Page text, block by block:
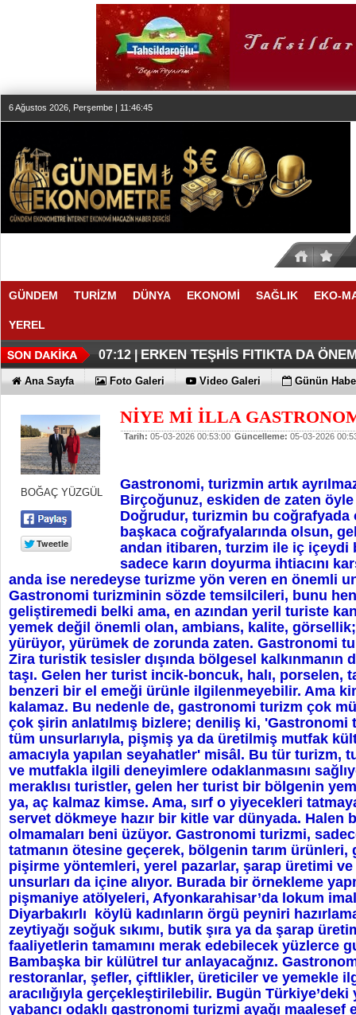
6 Ağustos 2026, Perşembe | 11:46:45
GÜNDEM TURİZM DÜNYA EKONOMİ SAĞLIK EKO-
YEREL
07:27 |KLASİK MÜZİK YAYINCILIĞINDA
07:17 |DÜZENLEMEYİ
07:12 | ERKEN TEŞHİS FITIKTA DA
06:33 |KAYIP RAKAMLARI BİLE
06:28 |EN İYİLER DEĞİL EN UYGUNLAR
06:23 |KOÇ GİBİ YATIRIM YAPTILAR
06:17 |DÖRT ŞİRKET DAHA!!!
06:13 |FUJİTSU'DAN YENİ RENK
Ana Sayfa Foto Galeri Video Galeri Günün
BOĞAÇ YÜZGÜL
NİYE Mİ İLLA
Tarih: 05-03-2026 00:53:00 Güncelleme: 05-03-2026
Gastronomi, turizmin artık
Birçoğunuz, eskiden de zaten
Doğrudur, turizmin bu coğrafyada
başkaca coğrafyalarında olsun,
andan itibaren, turzim ile iç içeydi
sadece karın doyurma ihtiacını
anda ise neredeyse turizme yön veren en önemli
Gastronomi turizminin sözde temsilcileri, bunu
geliştiremedi belki ama, en azından yeril turiste
yemek değil önemli olan, ambians, kalite,
yürüyor, yürümek de zorunda zaten. Gastronomi
Zira turistik tesisler dışında bölgesel kalkınmanın
taşı. Gelen her turist incik-boncuk, halı, porselen,
benzeri bir el emeği ürünle ilgilenmeyebilir. Ama
kalamaz. Bu nedenle de, gastronomi turizm çok
çok şirin anlatılmış bizlere; deniliş ki,
tüm unsurlarıyla, pişmiş ya da üretilmiş mutfak
amacıyla yapılan seyahatler' misâl. Bu tür turizm,
ve mutfakla ilgili deneyimlere odaklanmasını
meraklısı turistler, gelen her turist bir bölgenin
ya, aç kalmaz kimse. Ama, sırf o yiyecekleri
servet dökmeye hazır bir kitle var dünyada. Halen
olmamaları beni üzüyor. Gastronomi turizmi,
tatmanın ötesine geçerek, bölgenin tarım ürünleri,
pişirme yöntemleri, yerel pazarlar, şarap üretimi
unsurları da içine alıyor. Burada bir örnekleme
pişmaniye atölyeleri, Afyonkarahisar’da lokum
Diyarbakırlı köylü kadınların örgü peyniri
zeytiyağı soğuk sıkımı, butik şıra ya da şarap
faaliyetlerin tamamını merak edebilecek yüzlerce
Bambaşka bir külütrel tur anlayacağnız.
restoranlar, şefler, çiftlikler, üreticiler ve yemekle
aracılığıyla gerçekleştirilebilir. Bugün
yabancı odaklı gastronomi turizmi ayağı maalesef